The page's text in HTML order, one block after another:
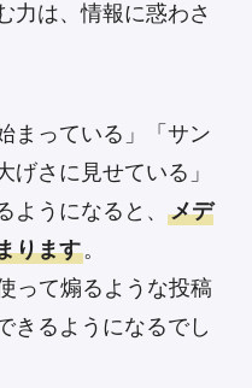
力は、情報に惑わさ
まっている」「サン
げさに見せている」
ようになると、 メデ
ります。
って煽るような投稿
きるようになるでし